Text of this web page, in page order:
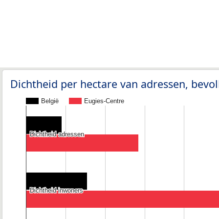
Dichtheid per hectare van adressen,
België Eugies-Centre
Dichtheid adressen
Dichtheid adressen
Dichtheid inwoners
Dichtheid inwoners